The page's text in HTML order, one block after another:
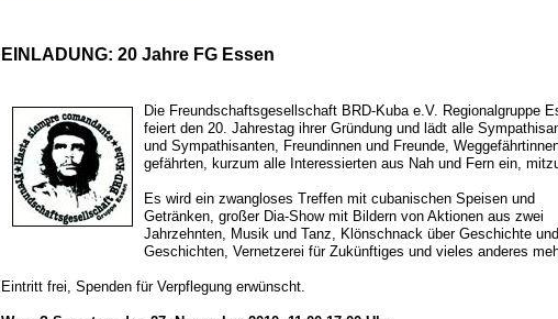
EINLADUNG: 20 Jahre FG Essen
Die Freundschaftsgesellschaft BRD-Kuba e.V. Regionalgruppe
feiert den 20. Jahrestag ihrer Gründung und lädt alle
und Sympathisanten, Freundinnen und Freunde,
gefährten, kurzum alle Interessierten aus Nah und Fern ein,
Es wird ein zwangloses Treffen mit cubanischen Speisen und
Getränken, großer Dia-Show mit Bildern von Aktionen aus zwei
Jahrzehnten, Musik und Tanz, Klönschnack über Geschichte und
Geschichten, Vernetzerei für Zukünftiges und vieles anderes
Eintritt frei, Spenden für Verpflegung erwünscht.